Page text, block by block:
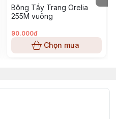
Bông Tẩy Trang Orelia
255M vuông
90.000đ
Chọn mua